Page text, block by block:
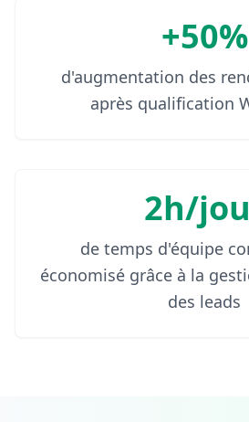
+50%
d'augmentation des
après qualification
2h/
de temps d'équipe
économisé grâce à la
des leads